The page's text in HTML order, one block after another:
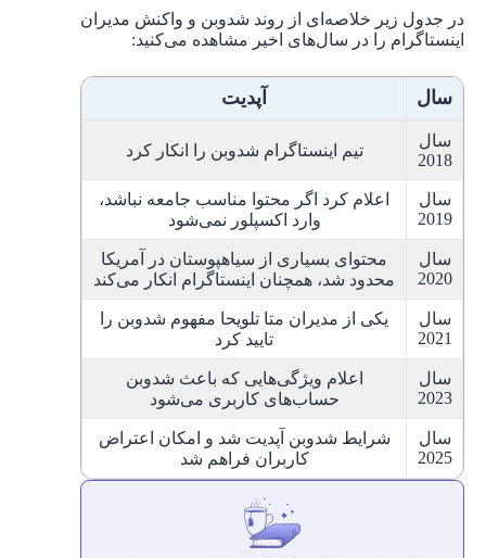
در جدول زیر خلاصه‌ای از روند شدوبن و واکنش مدیران
اینستاگرام را در سال‌های اخیر مشاهده می‌کنید:
سال آپدیت
سال
2018
تیم اینستاگرام شدوبن را انکار کرد
سال
2019
اعلام کرد اگر محتوا مناسب جامعه نباشد،
وارد اکسپلور نمی‌شود
سال
2020
محتوای بسیاری از سیاهپوستان در آمریکا
محدود شد، همچنان اینستاگرام انکار می‌کند
سال
2021
یکی از مدیران متا تلویحا مفهوم شدوبن را
تایید کرد
سال
2023
اعلام ویژگی‌هایی که باعث شدوبن
حساب‌‌های کاربری می‌شود
سال
2025
شرایط شدوبن آپدیت شد و امکان اعتراض
کاربران فراهم شد